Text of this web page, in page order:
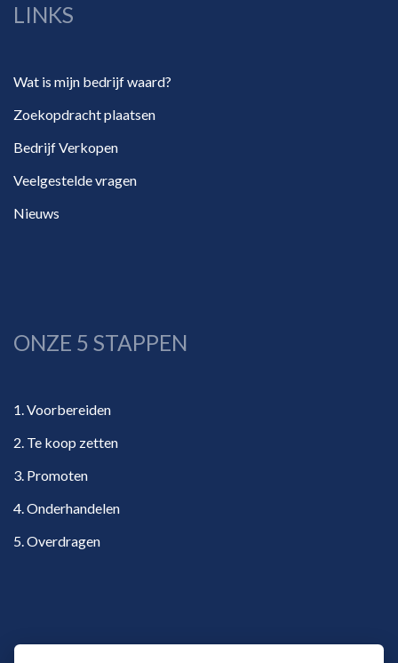
LINKS
Wat is mijn bedrijf waard?
Zoekopdracht plaatsen
Bedrijf Verkopen
Veelgestelde vragen
Nieuws
ONZE 5 STAPPEN
1. Voorbereiden
2. Te koop zetten
3. Promoten
4. Onderhandelen
5. Overdragen